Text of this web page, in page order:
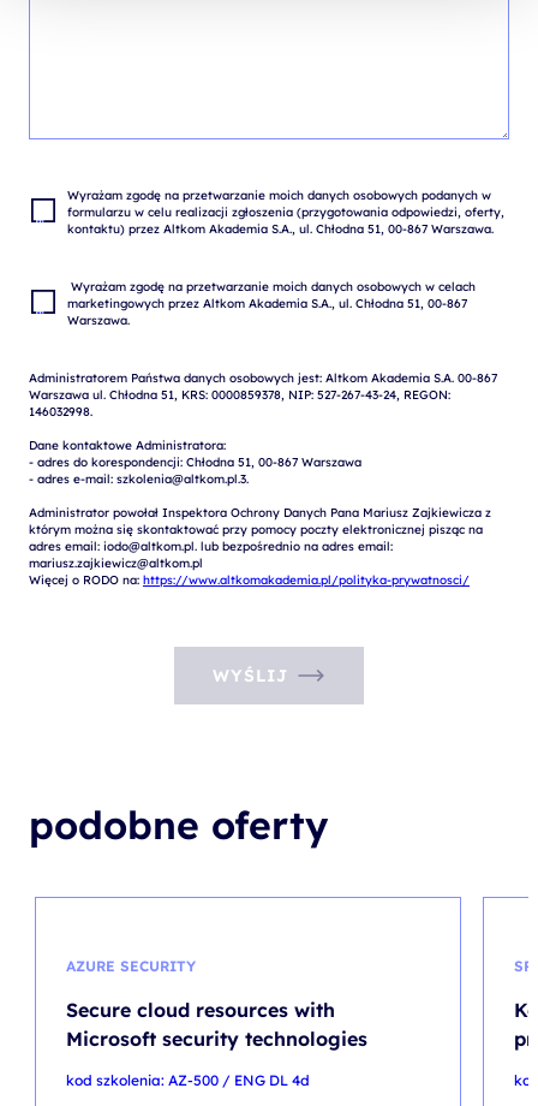
Wyrażam zgodę na przetwarzanie moich danych osobowych podanych w
formularzu w celu realizacji zgłoszenia (przygotowania odpowiedzi, oferty,
marketingowych przez Altkom Akademia S.A., ul. Chłodna 51, 00-867
Administratorem Państwa danych osobowych jest: Altkom Akademia S.A. 00-867
Warszawa ul. Chłodna 51, KRS: 0000859378, NIP: 527-267-43-24, REGON:
146032998.
Dane kontaktowe Administratora:
- adres do korespondencji: Chłodna 51, 00-867 Warszawa
- adres e-mail: szkolenia@altkom.pl.3.
Administrator powołał Inspektora Ochrony Danych Pana Mariusz Zajkiewicza z
którym można się skontaktować przy pomocy poczty elektronicznej pisząc na
adres email: iodo@altkom.pl. lub bezpośrednio na adres email:
mariusz.zajkiewicz@altkom.pl
Więcej o RODO na: https://www.altkomakademia.pl/polityka-prywatnosci/
WYŚLIJ
podobne oferty
AZURE SECURITY
Secure cloud resources with
Microsoft security technologies
kod szkolenia: AZ-500 / ENG DL 4d